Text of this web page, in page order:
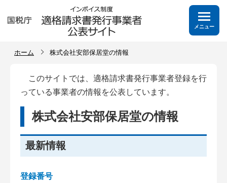
メニュー
ホーム 株式会社安部保居堂の情報
このサイトでは、適格請求書発行事業者登録を行
っている事業者の情報を公表しています。
株式会社安部保居堂の情報
最新情報
登録番号